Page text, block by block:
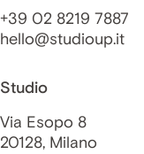
+39 02 8219 7887
hello@studioup.it
Studio
Via Esopo 8
20128, Milano